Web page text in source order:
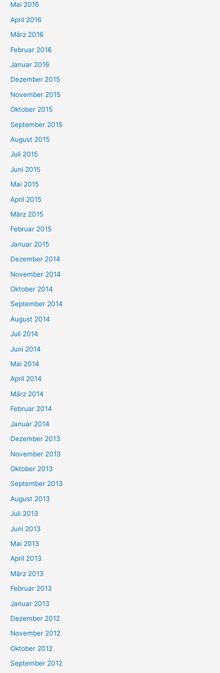
Mai 2016
April 2016
März 2016
Februar 2016
Januar 2016
Dezember 2015
November 2015
Oktober 2015
September 2015
August 2015
Juli 2015
Juni 2015
Mai 2015
April 2015
März 2015
Februar 2015
Januar 2015
Dezember 2014
November 2014
Oktober 2014
September 2014
August 2014
Juli 2014
Juni 2014
Mai 2014
April 2014
März 2014
Februar 2014
Januar 2014
Dezember 2013
November 2013
Oktober 2013
September 2013
August 2013
Juli 2013
Juni 2013
Mai 2013
April 2013
März 2013
Februar 2013
Januar 2013
Dezember 2012
November 2012
Oktober 2012
September 2012